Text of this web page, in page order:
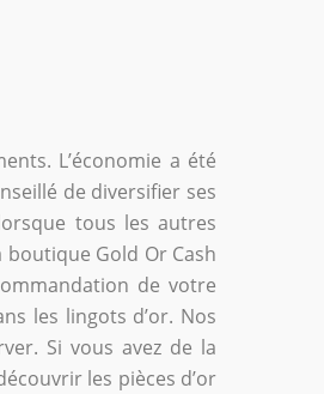
L’économie a été
de diversifier ses
tous les autres
Gold Or Cash
de votre
les lingots d’or. Nos
Si vous avez de la
les pièces d’or